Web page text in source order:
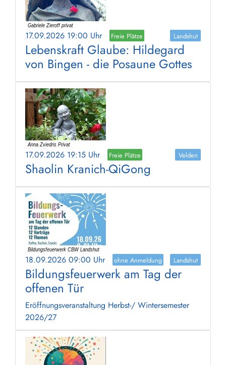
17.09.2026 19:00 Uhr Freie Plätze Landshut
Lebenskraft Glaube: Hildegard
von Bingen - die Posaune Gottes
17.09.2026 19:15 Uhr Freie Plätze Velden
Shaolin Kranich-QiGong
18.09.2026 09:00 Uhr ohne Anmeldung Landshut
Bildungsfeuerwerk am Tag der
offenen Tür
Eröffnungsveranstaltung Herbst-/ Wintersemester
2026/27